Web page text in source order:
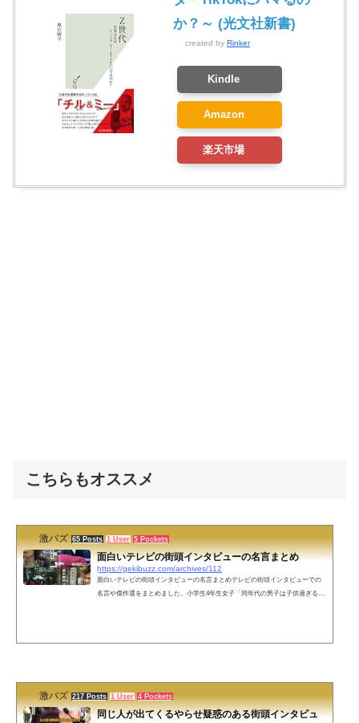
か？～ (光文社新書)
created by Rinker
Kindle
Amazon
楽天市場
こちらもオススメ
激バズ 65 Posts 1 User 5 Pockets
面白いテレビの街頭インタビューの名言まとめ
https://gekibuzz.com/archives/112
面白いテレビの街頭インタビューの名言まとめテレビの街頭インタビューでの
名言や傑作選をまとめました。小学生4年生女子「同年代の男子は子供過ぎるか
激バズ 217 Posts 1 User 4 Pockets
同じ人が出てくるやらせ疑惑のある街頭インタビュ